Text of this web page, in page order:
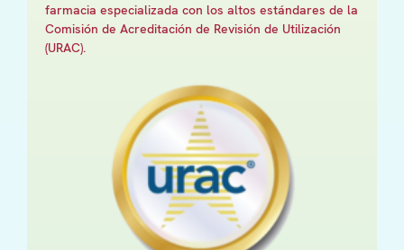
farmacia especializada con los altos estándares de la
Comisión de Acreditación de Revisión de Utilización
(URAC).